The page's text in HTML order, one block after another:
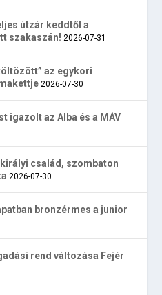
útzár keddtől a
szakaszán! 2026-07-31
az egykori
2026-07-30
igazolt az Alba és a MÁV
család, szombaton
2026-07-30
bronzérmes a junior
rend változása Fejér